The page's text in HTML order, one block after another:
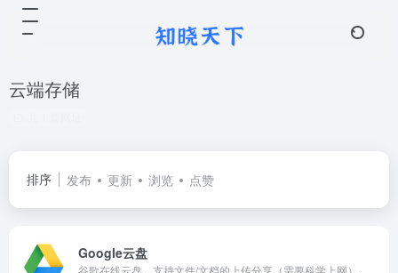
云端存储
排序 发布 更新 浏览 点赞
Google云盘